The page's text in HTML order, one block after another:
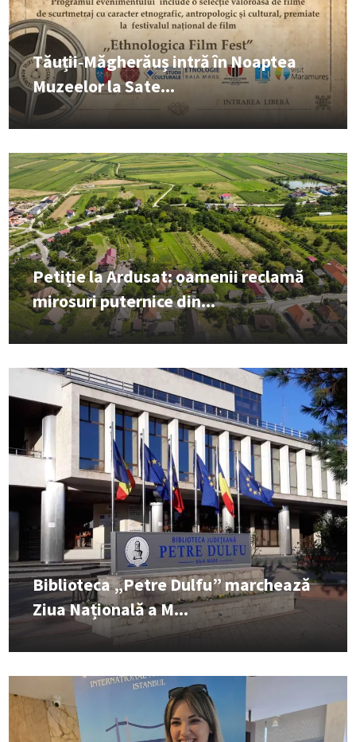
Tăuții‑Măgherăuș intră în Noaptea
Muzeelor la Sate...
Petiție la Ardusat: oamenii reclamă
mirosuri puternice din...
Biblioteca „Petre Dulfu” marchează
Ziua Națională a M...